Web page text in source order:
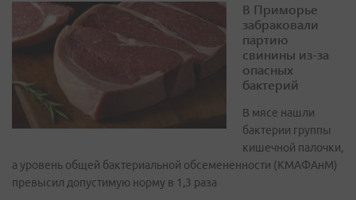
В Приморье
забраковали
партию
свинины из-за
опасных
бактерий
В мясе нашли
бактерии группы
кишечной палочки,
а уровень общей бактериальной обсемененности (КМАФАнМ)
превысил допустимую норму в 1,3 раза